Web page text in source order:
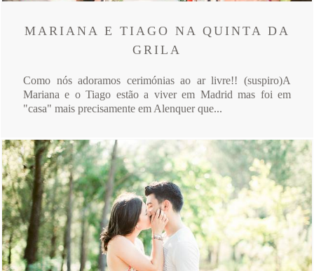
MARIANA E TIAGO NA QUINTA DA
GRILA
Como nós adoramos cerimónias ao ar livre!! (suspiro)A
Mariana e o Tiago estão a viver em Madrid mas foi em
"casa" mais precisamente em Alenquer que...